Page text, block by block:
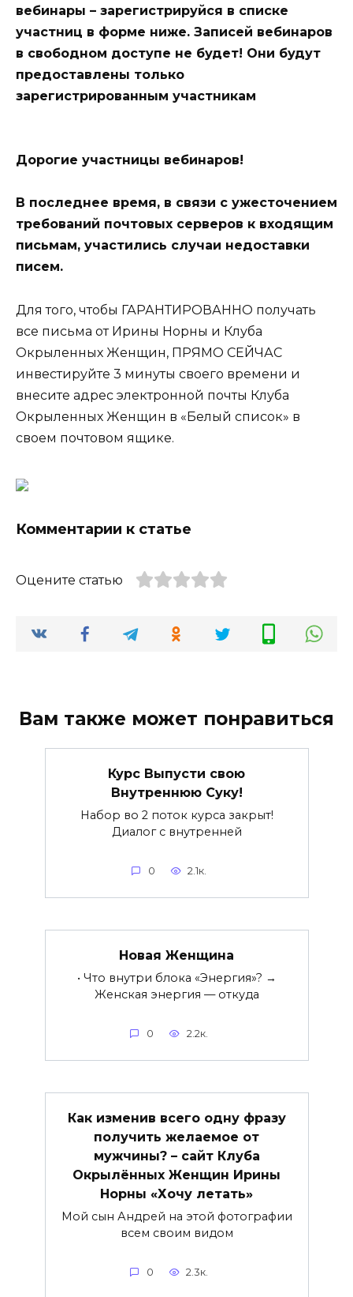
вебинары – зарегистрируйся в списке
участниц в форме ниже. Записей вебинаров
в свободном доступе не будет! Они будут
предоставлены только
зарегистрированным участникам
Дорогие участницы вебинаров!
В последнее время, в связи с ужесточением
требований почтовых серверов к входящим
письмам, участились случаи недоставки
писем.
Для того, чтобы ГАРАНТИРОВАННО получать
все письма от Ирины Норны и Клуба
Окрыленных Женщин, ПРЯМО СЕЙЧАС
инвестируйте 3 минуты своего времени и
внесите адрес электронной почты Клуба
Окрыленных Женщин в «Белый список» в
своем почтовом ящике.
Комментарии к статье
Оцените статью
Вам также может понравиться
Курс Выпусти свою
Внутреннюю Суку!
Набор во 2 поток курса закрыт!
Диалог с внутренней
0 2.1к.
Новая Женщина
• Что внутри блока «Энергия»? →
Женская энергия — откуда
0 2.2к.
Как изменив всего одну фразу
получить желаемое от
мужчины? – сайт Клуба
Окрылённых Женщин Ирины
Норны «Хочу летать»
Мой сын Андрей на этой фотографии
всем своим видом
0 2.3к.